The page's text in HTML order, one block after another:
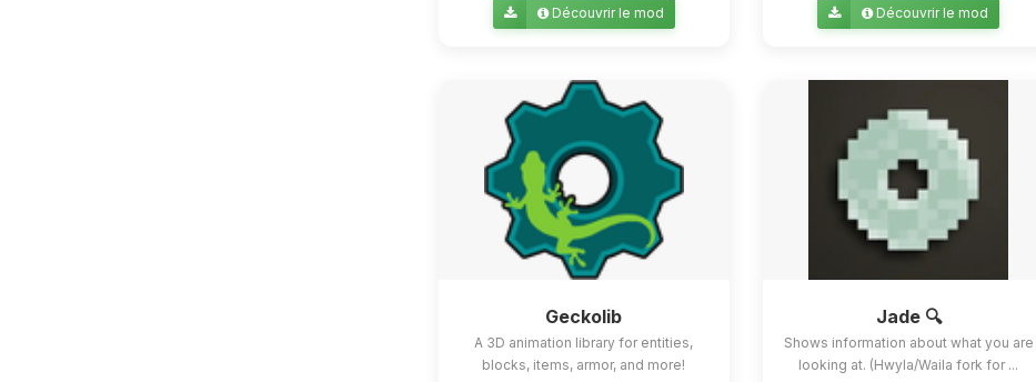
Découvrir le mod Découvrir le mod
Geckolib
A 3D animation library for entities,
blocks, items, armor, and more!
Jade 🔍
Shows information about what you are
looking at. (Hwyla/Waila fork for ...